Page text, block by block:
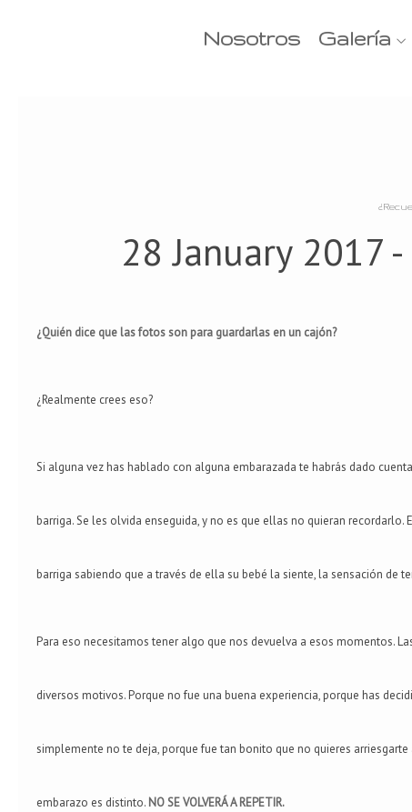
Nosotros Galería
28 January 2017 -
¿Quién dice que las fotos son para guardarlas en un cajón?
¿Realmente crees eso?
Si alguna vez has hablado con alguna embarazada te habrás dado
barriga. Se les olvida enseguida, y no es que ellas no quieran
barriga sabiendo que a través de ella su bebé la siente, la sensación de
Para eso necesitamos tener algo que nos devuelva a esos momentos.
diversos motivos. Porque no fue una buena experiencia, porque has
simplemente no te deja, porque fue tan bonito que no quieres
embarazo es distinto. NO SE VOLVERÁ A REPETIR.